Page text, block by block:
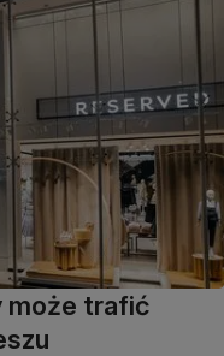
może trafić